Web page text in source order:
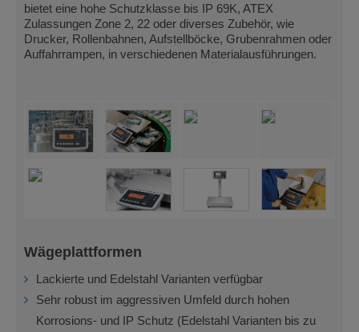
bietet eine hohe Schutzklasse bis IP 69K, ATEX
Zulassungen Zone 2, 22 oder diverses Zubehör, wie
Drucker, Rollenbahnen, Aufstellböcke, Grubenrahmen oder
Auffahrrampen, in verschiedenen Materialausführungen.
Wägeplattformen
Lackierte und Edelstahl Varianten verfügbar
Sehr robust im aggressiven Umfeld durch hohen
Korrosions- und IP Schutz (Edelstahl Varianten bis zu